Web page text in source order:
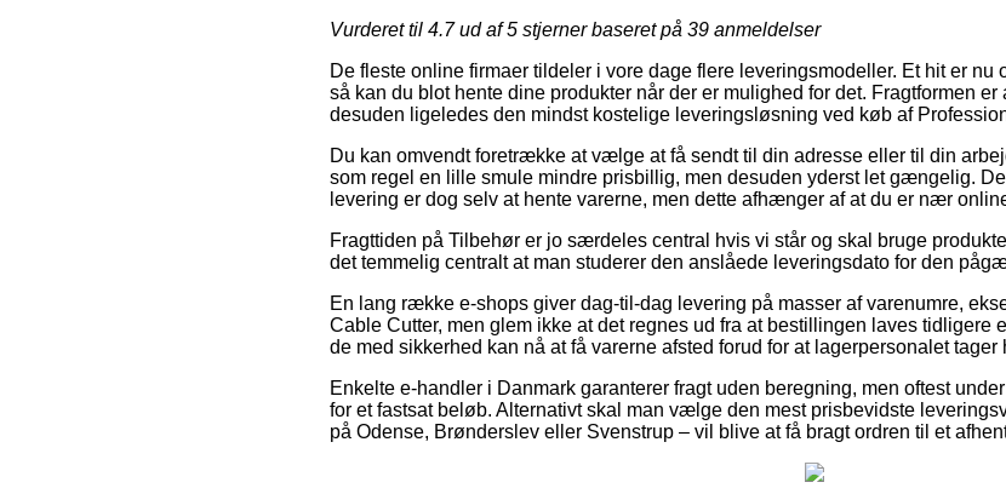
Vurderet til 4.7ud af 5 stjerner baseret på 39 anmeldelser
De fleste online firmaer tildeler i vore dage flere leveringsmodeller. Et hit er nu
så kan du blot hente dine produkter når der er mulighed for det. Fragtformen
desuden ligeledes den mindst kostelige leveringsløsning ved køb af
Du kan omvendt foretrække at vælge at få sendt til din adresse eller til din
som regel en lille smule mindre prisbillig, men desuden yderst let gængelig.
levering er dog selv at hente varerne, men dette afhænger af at du er nær
Fragttiden på Tilbehør er jo særdeles central hvis vi står og skal bruge
det temmelig centralt at man studerer den anslåede leveringsdato for den
En lang række e-shops giver dag-til-dag levering på masser af varenumre,
Cable Cutter, men glem ikke at det regnes ud fra at bestillingen laves tidligere
de med sikkerhed kan nå at få varerne afsted forud for at lagerpersonalet tager
Enkelte e-handler i Danmark garanterer fragt uden beregning, men oftest
for et fastsat beløb. Alternativt skal man vælge den mest prisbevidste
på Odense, Brønderslev eller Svenstrup – vil blive at få bragt ordren til et